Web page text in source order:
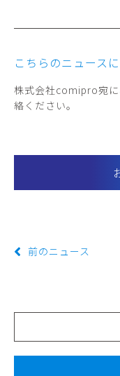
こちらのニュース
株式会社comipro宛
絡ください。
前のニュース